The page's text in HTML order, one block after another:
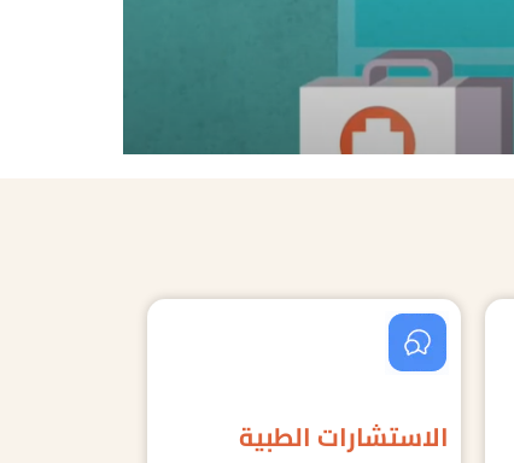
الاستشارات الطبية